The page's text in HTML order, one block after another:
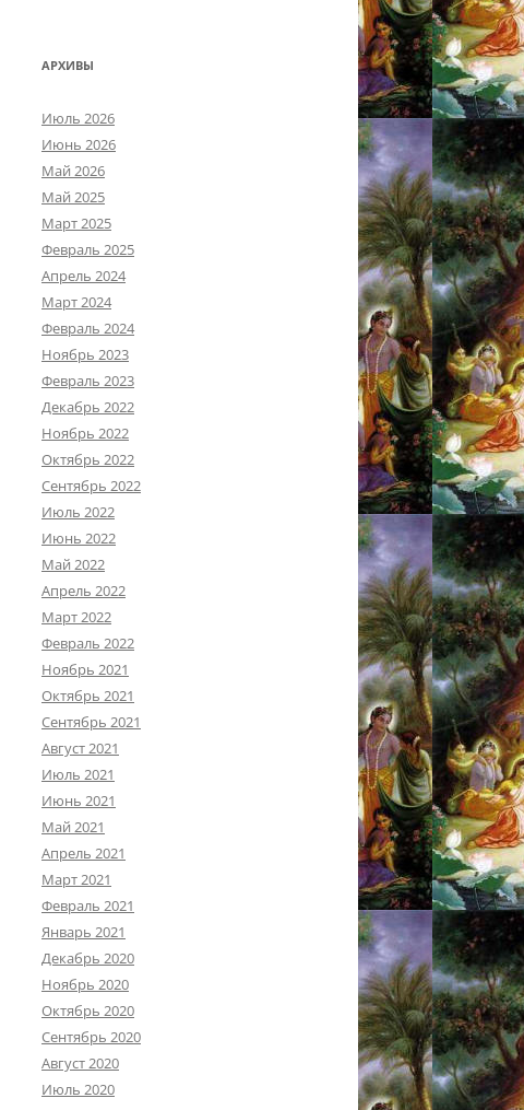
АРХИВЫ
Июль 2026
Июнь 2026
Май 2026
Май 2025
Март 2025
Февраль 2025
Апрель 2024
Март 2024
Февраль 2024
Ноябрь 2023
Февраль 2023
Декабрь 2022
Ноябрь 2022
Октябрь 2022
Сентябрь 2022
Июль 2022
Июнь 2022
Май 2022
Апрель 2022
Март 2022
Февраль 2022
Ноябрь 2021
Октябрь 2021
Сентябрь 2021
Август 2021
Июль 2021
Июнь 2021
Май 2021
Апрель 2021
Март 2021
Февраль 2021
Январь 2021
Декабрь 2020
Ноябрь 2020
Октябрь 2020
Сентябрь 2020
Август 2020
Июль 2020